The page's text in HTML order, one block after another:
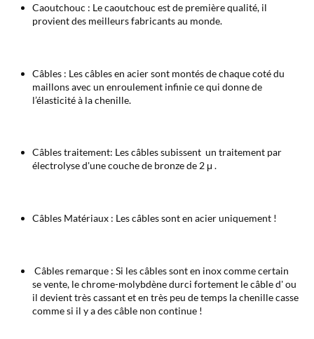
Caoutchouc : Le caoutchouc est de première qualité, il
provient des meilleurs fabricants au monde.
Câbles : Les câbles en acier sont montés de chaque coté du
maillons avec un enroulement infinie ce qui donne de
l’élasticité à la chenille.
Câbles traitement: Les câbles subissent un traitement par
électrolyse d'une couche de bronze de 2 μ .
Câbles Matériaux : Les câbles sont en acier uniquement !
Câbles remarque : Si les câbles sont en inox comme certain
se vente, le chrome-molybdène durci fortement le câble d' ou
il devient très cassant et en très peu de temps la chenille casse
comme si il y a des câble non continue !